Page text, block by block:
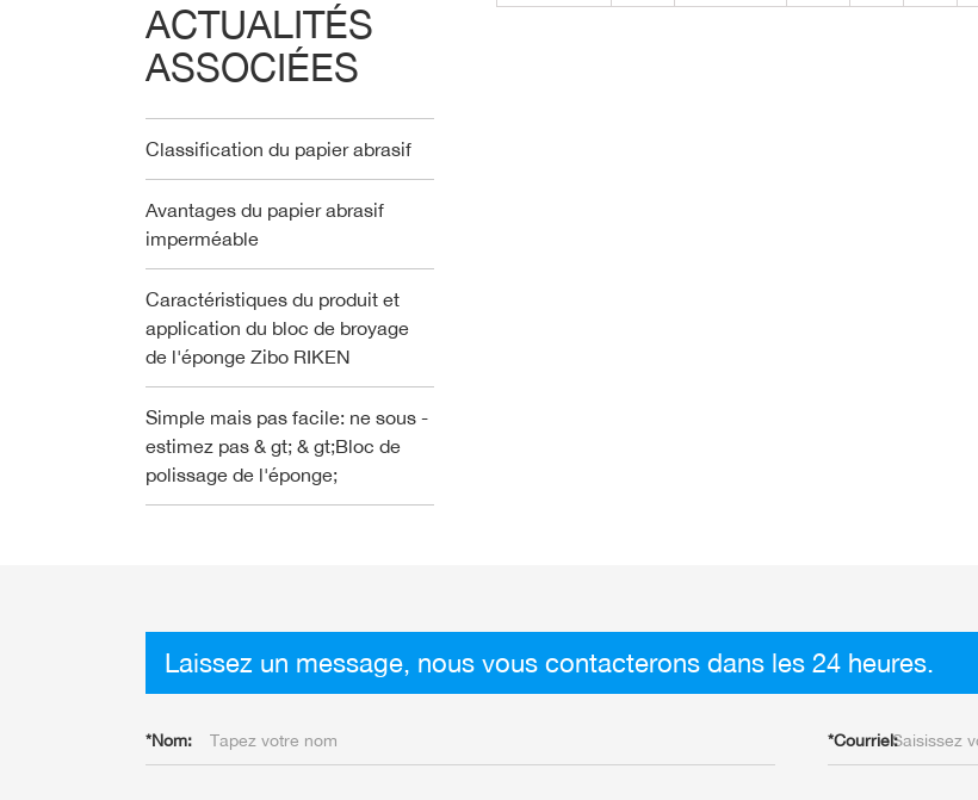
ACTUALITÉS
ASSOCIÉES
Classification du papier abrasif
Avantages du papier abrasif
imperméable
Caractéristiques du produit et
application du bloc de broyage
de l'éponge Zibo RIKEN
Simple mais pas facile: ne sous -
estimez pas & gt; & gt;Bloc de
polissage de l'éponge;
Laissez un message, nous vous contacterons dans les 24 heures.
*Nom: *Courriel: